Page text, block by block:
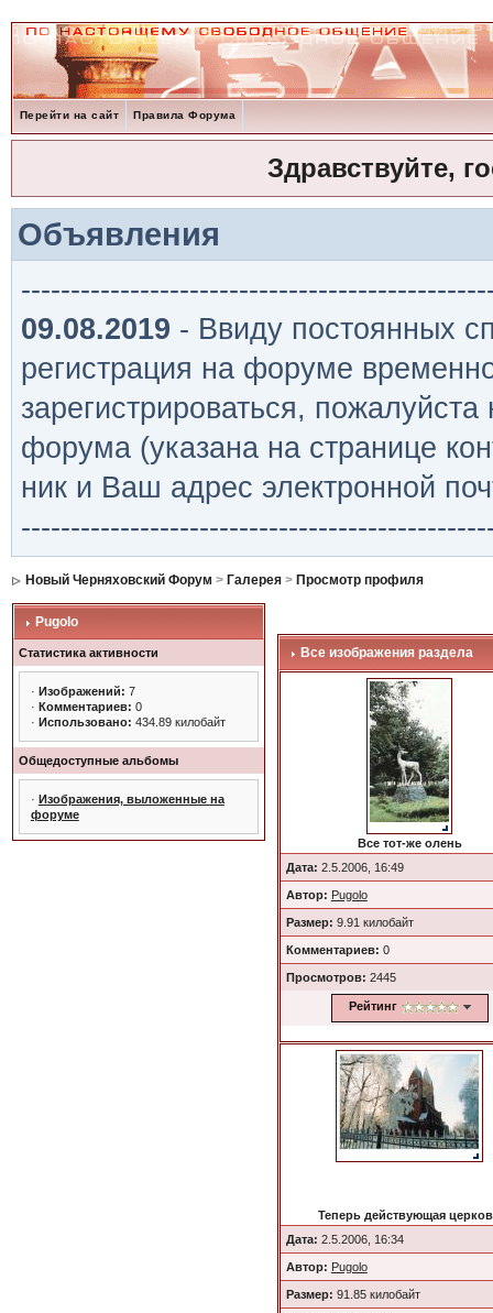
Перейти на сайт Правила Форума
Здравствуйте,
Объявления
09.08.2019 - Ввиду постоянных
регистрация на форуме
зарегистрироваться,
форума (указана на странице
ник и Ваш адрес электронной
Новый Черняховский Форум > Галерея> Просмотр профиля
Pugolo
Статистика активности
· Изображений: 7
· Комментариев: 0
· Использовано: 434.89 килобайт
Общедоступные альбомы
· Изображения, выложенные на
форуме
Все изображения раздела
Все тот-же олень
Дата: 2.5.2006, 16:49
Автор: Pugolo
Размер: 9.91 килобайт
Комментариев: 0
Просмотров: 2445
Рейтинг
Теперь действующая
Дата: 2.5.2006, 16:34
Автор: Pugolo
Размер: 91.85 килобайт